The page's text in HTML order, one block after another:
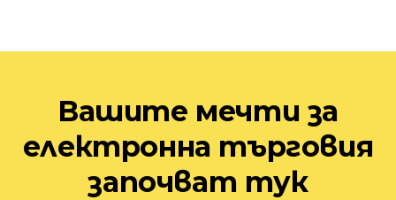
Вашите мечти за
електронна търговия
започват тук